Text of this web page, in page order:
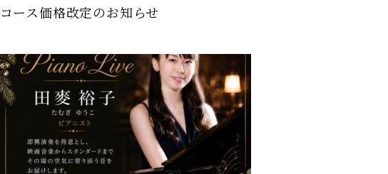
コース価格改定のお知らせ